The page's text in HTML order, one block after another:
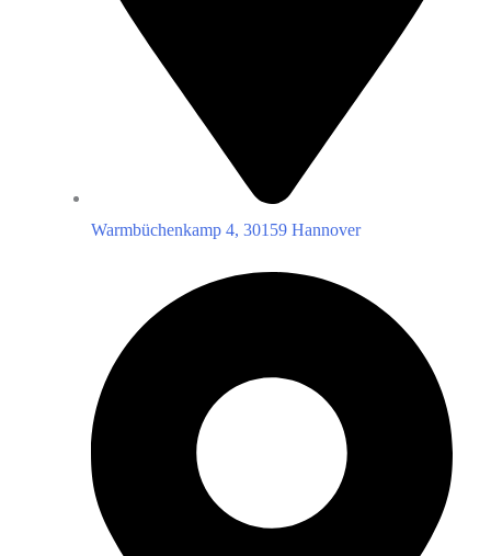
Warmbüchenkamp 4, 30159 Hannover